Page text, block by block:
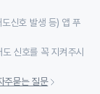
신호 발생 등) 앱 푸
신호를 꼭 지켜주시
주묻는 질문